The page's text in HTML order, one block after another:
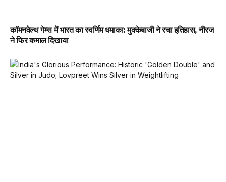
कॉमनवेल्थ गेम्स में भारत का स्वर्णिम धमाका: मुक्केबाजी ने रचा इतिहास, नीरज
ने फिर कमाल दिखाया